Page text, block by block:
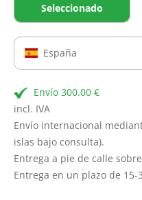
Seleccionado
España
Envío 300.00 €
incl. IVA
Envío internacional
islas bajo consulta).
Entrega a pie de calle
Entrega en un plazo de